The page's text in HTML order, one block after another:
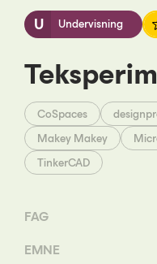
U Undervisning
CoSpaces
Makey Makey
TinkerCAD
FAG
EMNE